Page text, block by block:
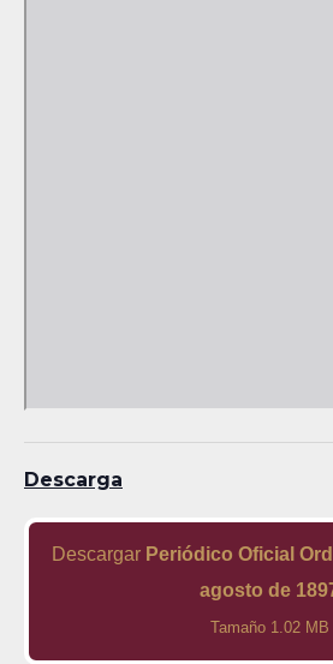
Descarga
Descargar Periódico Oficial
agosto de
Tamaño 1.02 MB